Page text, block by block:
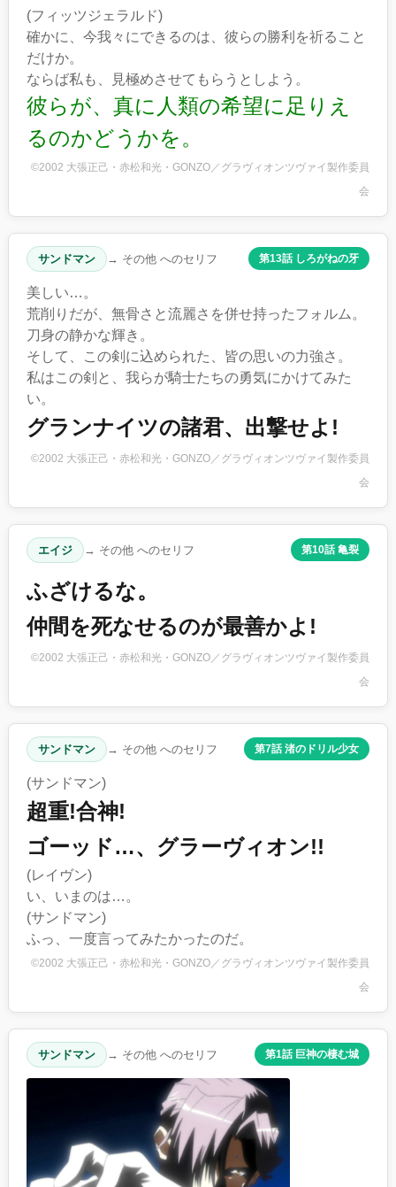
(フィッツジェラルド)
確かに、今我々にできるのは、彼らの勝利を祈ること
だけか。
ならば私も、見極めさせてもらうとしよう。
彼らが、真に人類の希望に足りえ
るのかどうかを。
©2002 大張正己・赤松和光・GONZO／グラヴィオンツヴァイ製作委員
会
サンドマン → その他 へのセリフ 第13話 しろがねの牙
美しい…。
荒削りだが、無骨さと流麗さを併せ持ったフォルム。
刀身の静かな輝き。
そして、この剣に込められた、皆の思いの力強さ。
私はこの剣と、我らが騎士たちの勇気にかけてみた
い。
グランナイツの諸君、出撃せよ!
©2002 大張正己・赤松和光・GONZO／グラヴィオンツヴァイ製作委員
会
エイジ → その他 へのセリフ 第10話 亀裂
ふざけるな。
仲間を死なせるのが最善かよ!
©2002 大張正己・赤松和光・GONZO／グラヴィオンツヴァイ製作委員
会
サンドマン → その他 へのセリフ 第7話 渚のドリル少女
(サンドマン)
超重!合神!
ゴーッド…、グラーヴィオン!!
(レイヴン)
い、いまのは…。
(サンドマン)
ふっ、一度言ってみたかったのだ。
©2002 大張正己・赤松和光・GONZO／グラヴィオンツヴァイ製作委員
会
サンドマン → その他 へのセリフ 第1話 巨神の棲む城